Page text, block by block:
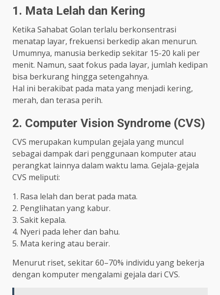
1. Mata Lelah dan Kering
Ketika Sahabat Golan terlalu berkonsentrasi
menatap layar, frekuensi berkedip akan menurun.
Umumnya, manusia berkedip sekitar 15-20 kali per
menit. Namun, saat fokus pada layar, jumlah kedipan
bisa berkurang hingga setengahnya.
Hal ini berakibat pada mata yang menjadi kering,
merah, dan terasa perih.
2. Computer Vision Syndrome (CVS)
CVS merupakan kumpulan gejala yang muncul
sebagai dampak dari penggunaan komputer atau
perangkat lainnya dalam waktu lama. Gejala-gejala
CVS meliputi:
1. Rasa lelah dan berat pada mata.
2. Penglihatan yang kabur.
3. Sakit kepala.
4. Nyeri pada leher dan bahu.
5. Mata kering atau berair.
Menurut riset, sekitar 60–70% individu yang bekerja
dengan komputer mengalami gejala dari CVS.